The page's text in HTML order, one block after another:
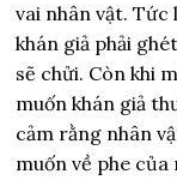
vai nhân vật.
khán giả phải
sẽ chửi. Còn khi
muốn khán giả
cảm rằng nhân
muốn về phe